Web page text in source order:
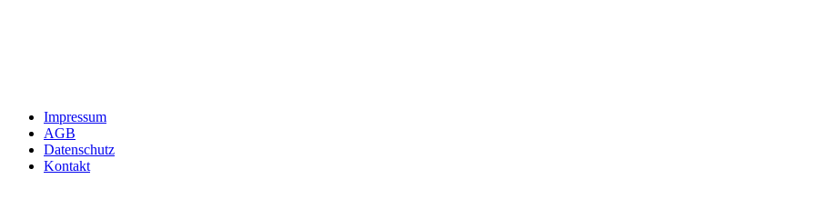
Impressum
AGB
Datenschutz
Kontakt